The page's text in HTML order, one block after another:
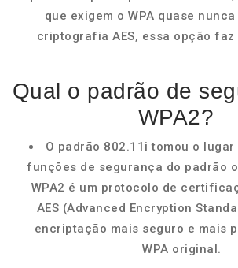
que exigem o WPA quase
criptografia AES, essa opção
Qual o padrão de
WPA2?
O padrão 802.11i tomou o lugar
funções de segurança do padrão
WPA2 é um protocolo de
AES (Advanced Encryption
encriptação mais seguro e mais
WPA original.